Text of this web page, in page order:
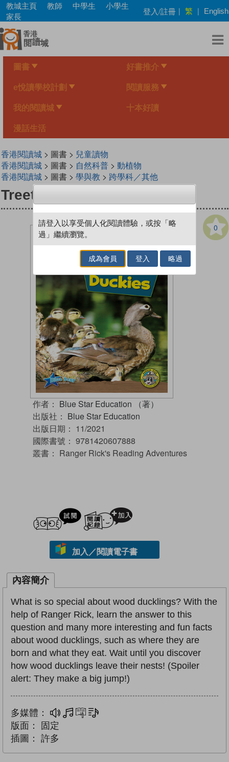
Skip
main
content
教城主頁 教師 中學生
小學生
家長
登入/註冊 | 繁 | English
圖書 好書推介
e悅讀學校計劃 閱讀服務
我的閱讀城 十本好讀
漫話生活
香港閱讀城> 圖書 > 兒童讀物
香港閱讀城> 圖書 > 自然科普> 動植物
香港閱讀城> 圖書 > 學與教 > 跨學科／其他
Treetop Duckies
0
作者： Blue Star Education （著）
出版社： Blue Star Education
出版日期： 11/2021
國際書號： 9781420607888
叢書： Ranger Rick's Reading Adventures
試閲
加入／閱讀電子書
內容簡介
What is so special about wood ducklings? With the
help of Ranger Rick, learn the answer to this
question and many more interesting and fun facts
about wood ducklings, such as where they are
born and what they eat. Wait until you discover
how wood ducklings leave their nests! (Spoiler
alert: They make a big jump!)
多媒體： 多媒體互動練習
版面：
固定
插圖：
許多
請登入以享受個人化閱讀體驗，或按「略
過」繼續瀏覽。
成為會員 登入 略過